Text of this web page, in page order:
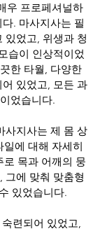
우 프로페셔널하
. 마사지사는 필
있었고, 위생과 청
습이 인상적이었
한 타월, 다양한
있었고, 모든 과
었습니다.
사지사는 제 몸 상
에 대해 자세히
로 목과 어깨의 뭉
그에 맞춰 맞춤형
있었습니다.
련되어 있었고,